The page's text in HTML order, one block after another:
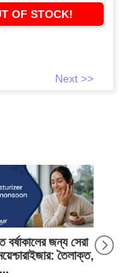
OUT OF STOCK!
Next >>
বর্ষাকালের জন্য সেরা
তৈলাক্ত,